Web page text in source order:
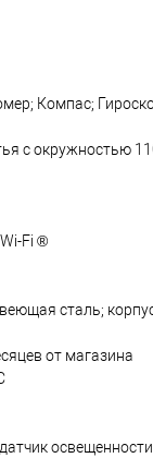
Компас;
с окружностью
Fi ®
сталь;
от магазина
освещенности